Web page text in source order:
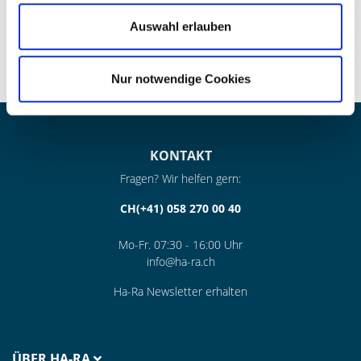
Auswahl erlauben
Nur notwendige Cookies
und Decken. Mit unserem Perfect kommt man unter jeden
Schrank und in jede Ecke
KONTAKT
Fragen? Wir helfen gern:
CH(+41) 058 270 00 40
Mo-Fr. 07:30 - 16:00 Uhr
info@ha-ra.ch
Ha-Ra Newsletter erhalten